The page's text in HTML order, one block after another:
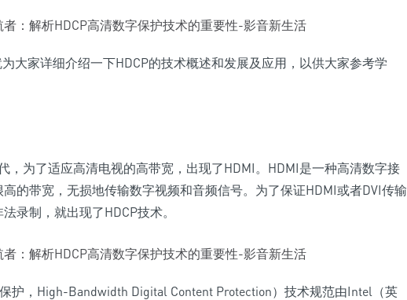
大家详细介绍一下HDCP的技术概述和发展及应用，以供大家参考学
，为了适应高清电视的高带宽，出现了HDMI。HDMI是一种高清数字接
的带宽，无损地传输数字视频和音频信号。为了保证HDMI或者DVI传输
录制，就出现了HDCP技术。
护，High-Bandwidth Digital Content Protection）技术规范由Intel（英